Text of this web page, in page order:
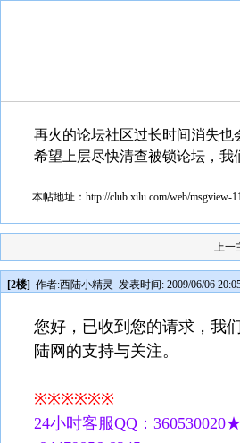
再火的论坛社区过长时间消失也
希望上层尽快清查被锁论坛，我
本帖地址： http://club.xilu.com/web/msgview-
上一
[2楼] 作者:西陆小精灵 发表时间: 2009/06/06
您好，已收到您的请求，我
陆网的支持与关注。
※※※※※※
24小时客服QQ：